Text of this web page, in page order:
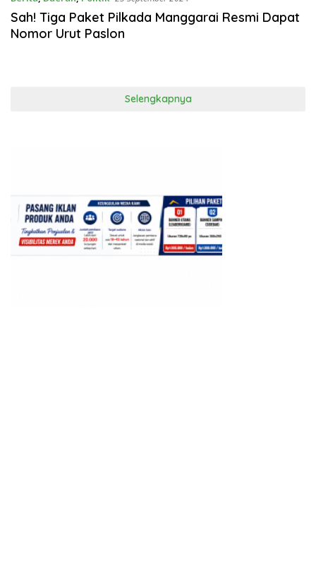
Sah! Tiga Paket Pilkada Manggarai Resmi Dapat
Nomor Urut Paslon
Selengkapnya